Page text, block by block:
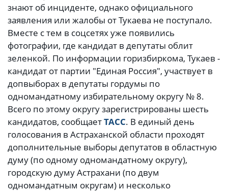
знают об инциденте, однако официального
заявления или жалобы от Тукаева не поступало.
Вместе с тем в соцсетях уже появились
фотографии, где кандидат в депутаты облит
зеленкой. По информации горизбиркома, Тукаев -
кандидат от партии "Единая Россия", участвует в
допвыборах в депутаты гордумы по
одномандатному избирательному округу № 8.
Всего по этому округу зарегистрированы шесть
кандидатов, сообщаетТАСС. В единый день
голосования в Астраханской области проходят
дополнительные выборы депутатов в областную
думу (по одному одномандатному округу),
городскую думу Астрахани (по двум
одномандатным округам) и несколько